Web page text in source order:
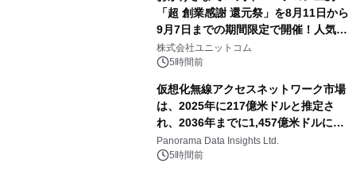
「超 創業感謝 還元祭」を8月11日から
9月7日までの期間限定で開催！人気の
ゲーミングPCや高性能ノートPCなど
対象iiyama PCのご購入で最大3万円分
株式会社ユニットコム
5時間前
仮想化無線アクセスネットワーク市場
は、2025年に217億米ドルと推定さ
れ、2036年までに1,457億米ドルに達
すると予測されており、予測期間
（2026年～2036年）
Panorama Data Insights Ltd.
5時間前